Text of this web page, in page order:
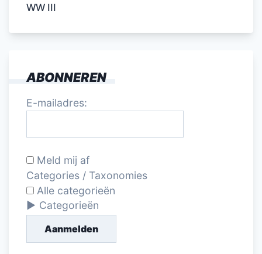
WW III
ABONNEREN
E-mailadres:
Meld mij af
Categories / Taxonomies
Alle categorieën
Categorieën
Aanmelden